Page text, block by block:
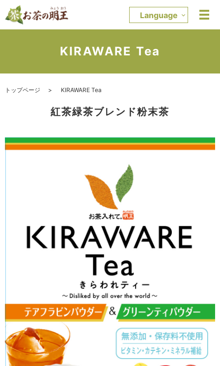
Language
KIRAWARE Tea
トップページ KIRAWARE Tea
紅茶緑茶ブレンド粉末茶